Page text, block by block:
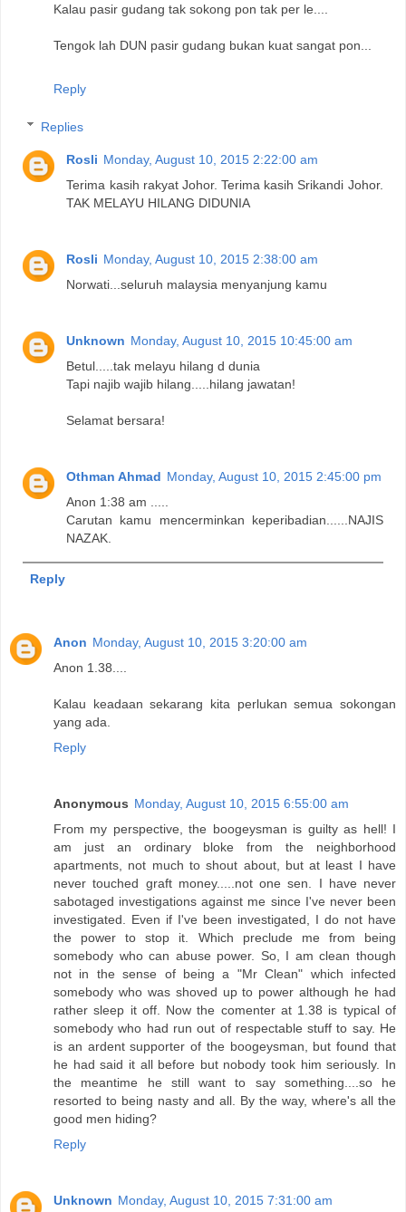
Kalau pasir gudang tak sokong pon tak per le....
Tengok lah DUN pasir gudang bukan kuat sangat pon...
Reply
Replies
Rosli Monday, August 10, 2015 2:22:00 am
Terima kasih rakyat Johor. Terima kasih Srikandi Johor.
TAK MELAYU HILANG DIDUNIA
Rosli Monday, August 10, 2015 2:38:00 am
Norwati...seluruh malaysia menyanjung kamu
Unknown Monday, August 10, 2015 10:45:00 am
Betul.....tak melayu hilang d dunia
Tapi najib wajib hilang.....hilang jawatan!
Selamat bersara!
Othman Ahmad Monday, August 10, 2015 2:45:00 pm
Anon 1:38 am .....
Carutan kamu mencerminkan keperibadian......NAJIS
NAZAK.
Reply
Anon Monday, August 10, 2015 3:20:00 am
Anon 1.38....
Kalau keadaan sekarang kita perlukan semua sokongan
yang ada.
Reply
Anonymous Monday, August 10, 2015 6:55:00 am
From my perspective, the boogeysman is guilty as hell! I
am just an ordinary bloke from the neighborhood
apartments, not much to shout about, but at least I have
never touched graft money.....not one sen. I have never
sabotaged investigations against me since I've never been
investigated. Even if I've been investigated, I do not have
the power to stop it. Which preclude me from being
somebody who can abuse power. So, I am clean though
not in the sense of being a "Mr Clean" which infected
somebody who was shoved up to power although he had
rather sleep it off. Now the comenter at 1.38 is typical of
somebody who had run out of respectable stuff to say. He
is an ardent supporter of the boogeysman, but found that
he had said it all before but nobody took him seriously. In
the meantime he still want to say something....so he
resorted to being nasty and all. By the way, where's all the
good men hiding?
Reply
Unknown Monday, August 10, 2015 7:31:00 am